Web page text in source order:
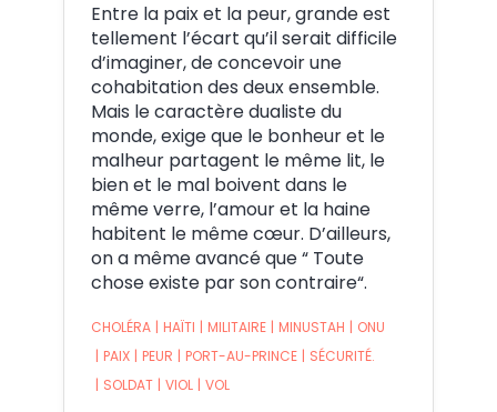
Entre la paix et la peur, grande est
tellement l’écart qu’il serait difficile
d’imaginer, de concevoir une
cohabitation des deux ensemble.
Mais le caractère dualiste du
monde, exige que le bonheur et le
malheur partagent le même lit, le
bien et le mal boivent dans le
même verre, l’amour et la haine
habitent le même cœur. D’ailleurs,
on a même avancé que “ Toute
chose existe par son contraire“.
CHOLÉRA | HAÏTI | MILITAIRE | MINUSTAH | ONU
| PAIX | PEUR | PORT-AU-PRINCE | SÉCURITÉ.
| SOLDAT | VIOL | VOL